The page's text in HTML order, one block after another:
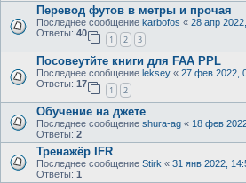
Перевод футов в метры и прочая
Последнее сообщение karbofos « 28 апр
Ответы: 40
1 2 3
Посовеутйте книги для FAA PPL
Последнее сообщение leksey « 27 фев 2022,
Ответы: 17
1 2
Обучение на джете
Последнее сообщение shura-ag « 18 фев
Ответы: 2
Тренажёр IFR
Последнее сообщение Stirk « 31 янв 2022,
Ответы: 1